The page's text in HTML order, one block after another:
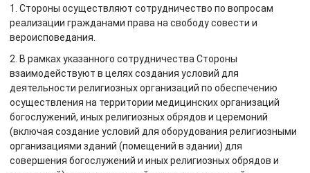
1. Стороны осуществляют сотрудничество по вопросам
реализации гражданами права на свободу совести и
вероисповедания.
2. В рамках указанного сотрудничества Стороны
взаимодействуют в целях создания условий для
деятельности религиозных организаций по обеспечению
осуществления на территории медицинских организаций
богослужений, иных религиозных обрядов и церемоний
(включая создание условий для оборудования религиозными
организациями зданий (помещений в здании) для
совершения богослужений и иных религиозных обрядов и